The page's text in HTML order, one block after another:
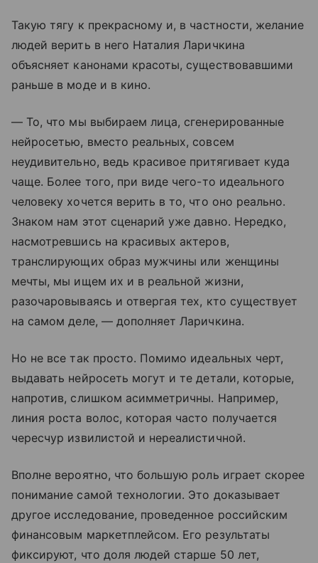
Такую тягу к прекрасному и, в частности, желание
людей верить в него Наталия Ларичкина
объясняет канонами красоты, существовавшими
раньше в моде и в кино.
— То, что мы выбираем лица, сгенерированные
нейросетью, вместо реальных, совсем
неудивительно, ведь красивое притягивает куда
чаще. Более того, при виде чего-то идеального
человеку хочется верить в то, что оно реально.
Знаком нам этот сценарий уже давно. Нередко,
насмотревшись на красивых актеров,
транслирующих образ мужчины или женщины
мечты, мы ищем их и в реальной жизни,
разочаровываясь и отвергая тех, кто существует
на самом деле, — дополняет Ларичкина.
Но не все так просто. Помимо идеальных черт,
выдавать нейросеть могут и те детали, которые,
напротив, слишком асимметричны. Например,
линия роста волос, которая часто получается
чересчур извилистой и нереалистичной.
Вполне вероятно, что большую роль играет скорее
понимание самой технологии. Это доказывает
другое исследование, проведенное российским
финансовым маркетплейсом. Его результаты
фиксируют, что доля людей старше 50 лет,